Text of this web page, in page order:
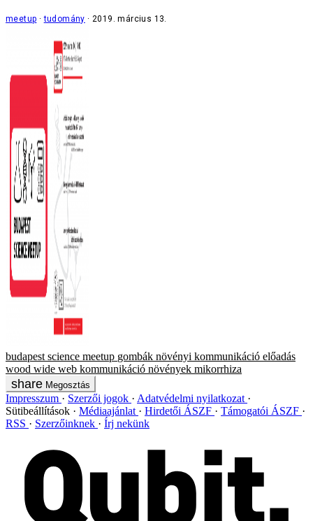
meetup tudomány 2019. március 13.
budapest science meetup gombák növényi kommunikáció előadás
wood wide web kommunikáció növények mikorrhiza
Megosztás
Impresszum Szerzői jogok
Adatvédelmi nyilatkozat
Sütibeállítások
Médiaajánlat Hirdetői ÁSZF
Támogatói ÁSZF
RSS
Szerzőinknek Írj nekünk